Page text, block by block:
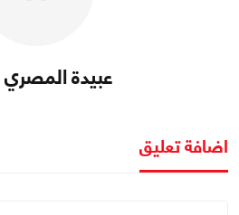
عبيدة المصري
اضافة تعليق